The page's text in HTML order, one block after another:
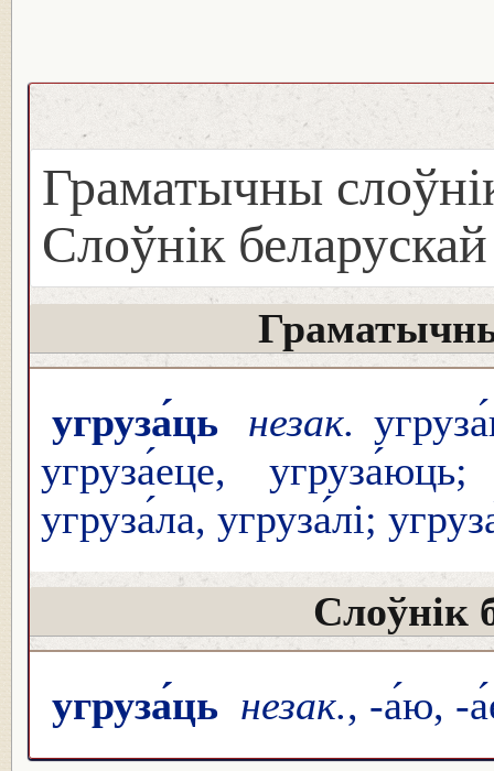
Граматычны
Слоўнік
угруза́ць незак.
угруза́еце,
угруза́ла, угруза́лі;
Слоўнік
угруза́ць незак., -а́ю, -